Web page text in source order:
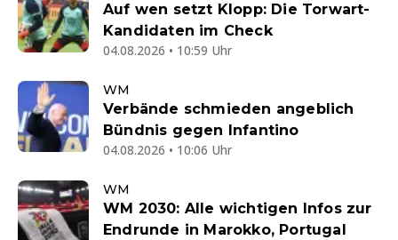
Auf wen setzt Klopp: Die Torwart-
Kandidaten im Check
04.08.2026 • 10:59 Uhr
WM
Verbände schmieden angeblich
Bündnis gegen Infantino
04.08.2026 • 10:06 Uhr
WM
WM 2030: Alle wichtigen Infos zur
Endrunde in Marokko, Portugal